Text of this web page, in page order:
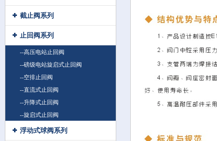
截止阀系列
止回阀系列
--高压电站止回阀
--磅级电站旋启式止回阀
--空排止回阀
--直流式止回阀
--升降式止回阀
--旋启式止回阀
浮动式球阀系列